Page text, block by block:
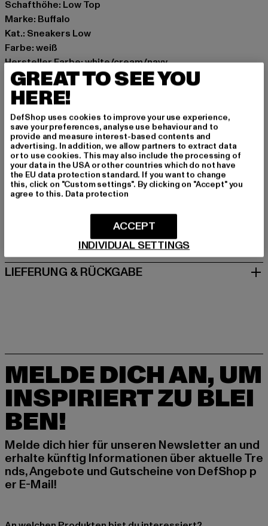
Schafthöhe: Low Top
Marke: Buffalo
Kat.: Sneakers Low
Farbe: weiß
Hersteller Farbe: white/cream/navy
Materialzusammensetzung: 100% Polyester
Obermaterial: Polyurethan, Polyester
Innenfutter: Polyurethan, Polyester
Art.Nr: 1636437-20790
Hersteller: Buffalo Boots GmbH |service-de@buffalo-
boots.com
Schanzenstraße 41 | 51063 Köln | DE
GRÖSSE & PASSFORM
PFLEGEHINWEISE
LIEFERUNG & RÜCKGABE
MELDE DICH AN, UM
INSPIRIERT ZU BLEI
BEN!
Melde dich hier für unseren Newsletter an und
erhalte künftig Informationen über aktuelle Tre
nds, Angebote und Gutscheine von DefShop p
er E-Mail!
GREAT TO SEE YOU
HERE!
DefShop uses cookies to improve your use experience,
save your preferences, analyse use behaviour and to
provide and measure interest-based contents and
advertising. In addition, we allow partners to extract data
or to use cookies. This may also include the processing of
your data in the USA or other countries which do not have
the EU data protection standard. If you want to change
this, click on "Custom settings". By clicking on "Accept" you
agree to this. Data protection
INDIVIDUAL SETTINGS
ACCEPT